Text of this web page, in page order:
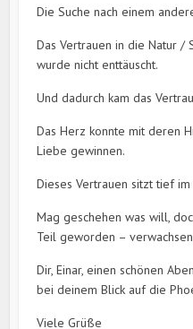
Die Suche nach einem
Das Vertrauen in die Natur /
wurde nicht enttäuscht.
Und dadurch kam das
Das Herz konnte mit deren
Liebe gewinnen.
Dieses Vertrauen sitzt tief
Mag geschehen was will,
Teil geworden –
Dir, Einar, einen schönen
bei deinem Blick auf die
Viele Grüße